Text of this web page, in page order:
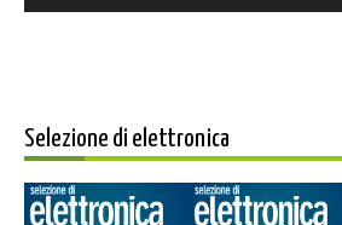
Selezione di elettronica